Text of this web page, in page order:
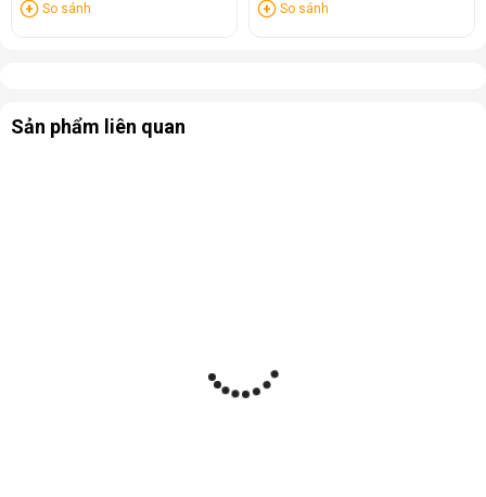
So sánh So sánh
Sản phẩm liên quan